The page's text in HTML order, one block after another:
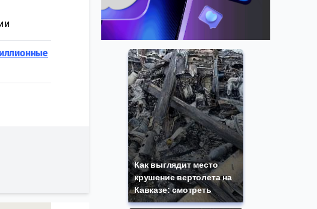
Как выглядит место
крушение вертолета на
Кавказе: смотреть